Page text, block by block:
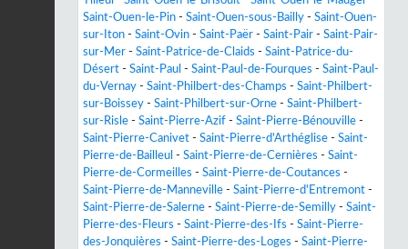
Saint-Ouen-le-Pin - Saint-Ouen-sous-Bailly - Saint-Ouen-
sur-Iton - Saint-Ovin - Saint-Paër - Saint-Pair - Saint-Pair-
sur-Mer - Saint-Patrice-de-Claids - Saint-Patrice-du-
Désert - Saint-Paul - Saint-Paul-de-Fourques - Saint-Paul-
du-Vernay - Saint-Philbert-des-Champs - Saint-Philbert-
sur-Boissey - Saint-Philbert-sur-Orne - Saint-Philbert-
sur-Risle - Saint-Pierre-Azif - Saint-Pierre-Bénouville -
Saint-Pierre-Canivet - Saint-Pierre-d'Arthéglise - Saint-
Pierre-de-Bailleul - Saint-Pierre-de-Cernières - Saint-
Pierre-de-Cormeilles - Saint-Pierre-de-Coutances -
Saint-Pierre-de-Manneville - Saint-Pierre-d'Entremont -
Saint-Pierre-de-Salerne - Saint-Pierre-de-Semilly - Saint-
Pierre-des-Fleurs - Saint-Pierre-des-Ifs - Saint-Pierre-
des-Jonquières - Saint-Pierre-des-Loges - Saint-Pierre-